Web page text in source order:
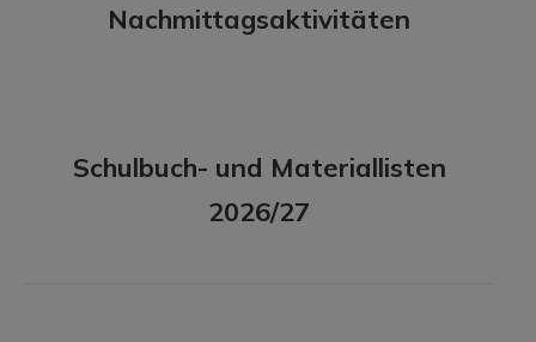
Nachmittagsaktivitäten
Schulbuch- und Materiallisten
2026/27